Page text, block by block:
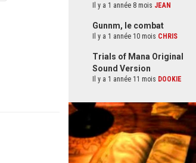
Il y a 1 année 8 mois JEAN
Gunnm, le combat
Il y a 1 année 10 mois CHRIS
Trials of Mana Original
Sound Version
Il y a 1 année 11 mois DOOKIE